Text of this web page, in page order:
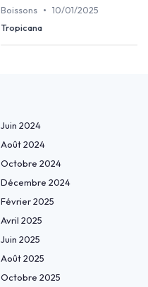
Boissons • 10/01/2025
Tropicana
Juin 2024
Août 2024
Octobre 2024
Décembre 2024
Février 2025
Avril 2025
Juin 2025
Août 2025
Octobre 2025